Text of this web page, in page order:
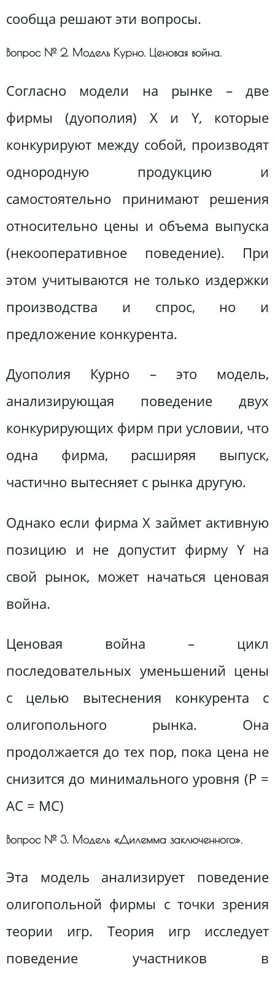
сообща решают эти вопросы.
Вопрос № 2. Модель Курно. Ценовая война.
Согласно модели на рынке – две
фирмы (дуополия) X и Y, которые
конкурируют между собой, производят
однородную продукцию и
самостоятельно принимают решения
относительно цены и объема выпуска
(некооперативное поведение). При
этом учитываются не только издержки
производства и спрос, но и
предложение конкурента.
Дуополия Курно – это модель,
анализирующая поведение двух
конкурирующих фирм при условии, что
одна фирма, расширяя выпуск,
частично вытесняет с рынка другую.
Однако если фирма X займет активную
позицию и не допустит фирму Y на
свой рынок, может начаться ценовая
война.
Ценовая война – цикл
последовательных уменьшений цены
с целью вытеснения конкурента с
олигопольного рынка. Она
продолжается до тех пор, пока цена не
снизится до минимального уровня (P =
AC = MC)
Вопрос № 3. Модель «Дилемма заключенного».
Эта модель анализирует поведение
олигопольной фирмы с точки зрения
теории игр. Теория игр исследует
поведение участников в